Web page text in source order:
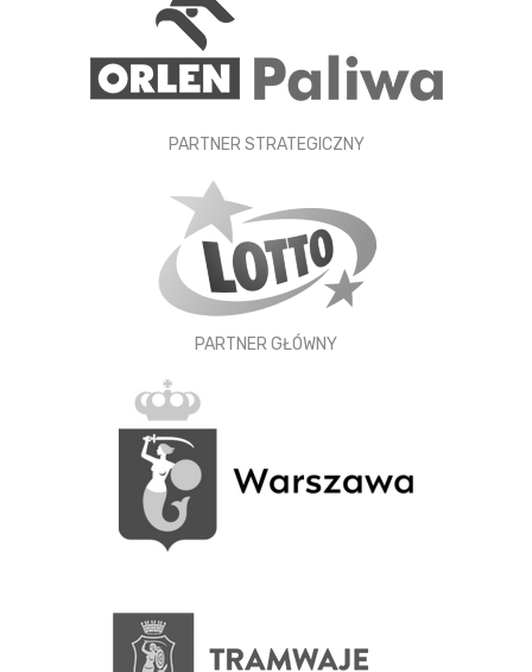
PARTNER STRATEGICZNY
PARTNER GŁÓWNY